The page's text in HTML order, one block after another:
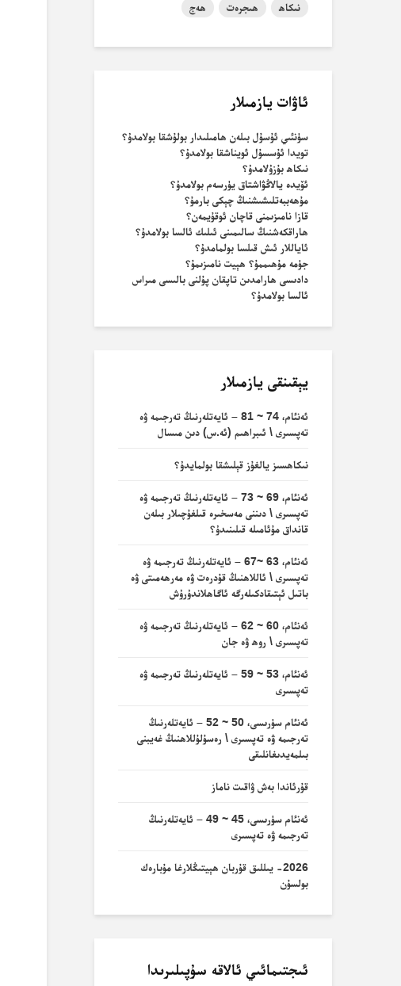
نىكاھ
ھىجرەت ھەج
ئاۋات يازمىلار
سۈنئىي ئۇسۇل بىلەن ھامىلىدار بولۇشقا بولامدۇ؟
تويدا ئۇسسۇل ئويناشقا بولامدۇ؟
نىكاھ بۇزۇلامدۇ؟
ئۆيدە يالاڭۋاشتاق يۈرسەم بولامدۇ؟
مۇھەببەتلىشىشنىڭ چېكى بارمۇ؟
قازا نامىزىمنى قاچان ئوقۇيمەن؟
ھاراقكەشنىڭ سالىمىنى ئىلىك ئالسا بولامدۇ؟
ئاياللار ئىش قىلسا بولمامدۇ؟
جۈمە مۇھىممۇ؟ ھېيت نامىزىمۇ؟
دادىسى ھارامدىن تاپقان پۇلنى بالىسى مىراس
ئالسا بولامدۇ؟
يېقىنقى يازمىلار
ئەنئام، 74 ~ 81 – ئايەتلەرنىڭ تەرجىمە ۋە
تەپسىرى \ ئىبراھىم (ئە.س) دىن مىسال
نىكاھسىز يالغۇز قېلىشقا بولمايدۇ؟
ئەنئام، 69 ~ 73 – ئايەتلەرنىڭ تەرجىمە ۋە
تەپسىرى \ دىننى مەسخىرە قىلغۇچىلار بىلەن
قانداق مۇئامىلە قىلىنىدۇ؟
ئەنئام، 63 ~67 – ئايەتلەرنىڭ تەرجىمە ۋە
تەپسىرى \ ئاللاھنىڭ قۇدرەت ۋە مەرھەمىتى ۋە
باتىل ئېتىقادكىلەرگە ئاگاھلاندۇرۇش
ئەنئام، 60 ~ 62 – ئايەتلەرنىڭ تەرجىمە ۋە
تەپسىرى \ روھ ۋە جان
ئەنئام، 53 ~ 59 – ئايەتلەرنىڭ تەرجىمە ۋە
تەپسىرى
ئەنئام سۈرىسى، 50 ~ 52 – ئايەتلەرنىڭ
تەرجىمە ۋە تەپسىرى \ رەسۇلۇللاھنىڭ غەيبنى
بىلمەيدىغانلىقى
قۇرئاندا بەش ۋاقىت ناماز
ئەنئام سۈرىسى، 45 ~ 49 – ئايەتلەرنىڭ
تەرجىمە ۋە تەپسىرى
2026- يىللىق قۇربان ھېيتىڭلارغا مۇبارەك
بولسۇن
ئىجتىمائىي ئالاقە سۇپىلىرىدا